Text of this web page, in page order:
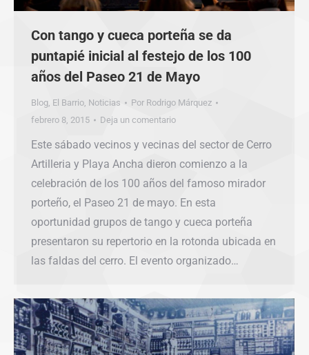
Con tango y cueca porteña se da
puntapié inicial al festejo de los 100
años del Paseo 21 de Mayo
Blog, El Barrio, Noticias Por Rodrigo Márquez
febrero 8, 2015
Deja un comentario
Este sábado vecinos y vecinas del sector de Cerro
Artilleria y Playa Ancha dieron comienzo a la
celebración de los 100 años del famoso mirador
porteño, el Paseo 21 de mayo. En esta
oportunidad grupos de tango y cueca porteña
presentaron su repertorio en la rotonda ubicada en
las faldas del cerro. El evento organizado…